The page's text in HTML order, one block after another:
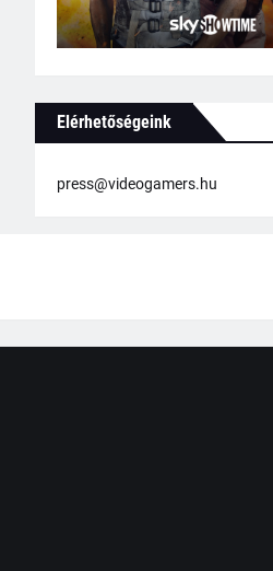
Elérhetőségeink
press@videogamers.hu